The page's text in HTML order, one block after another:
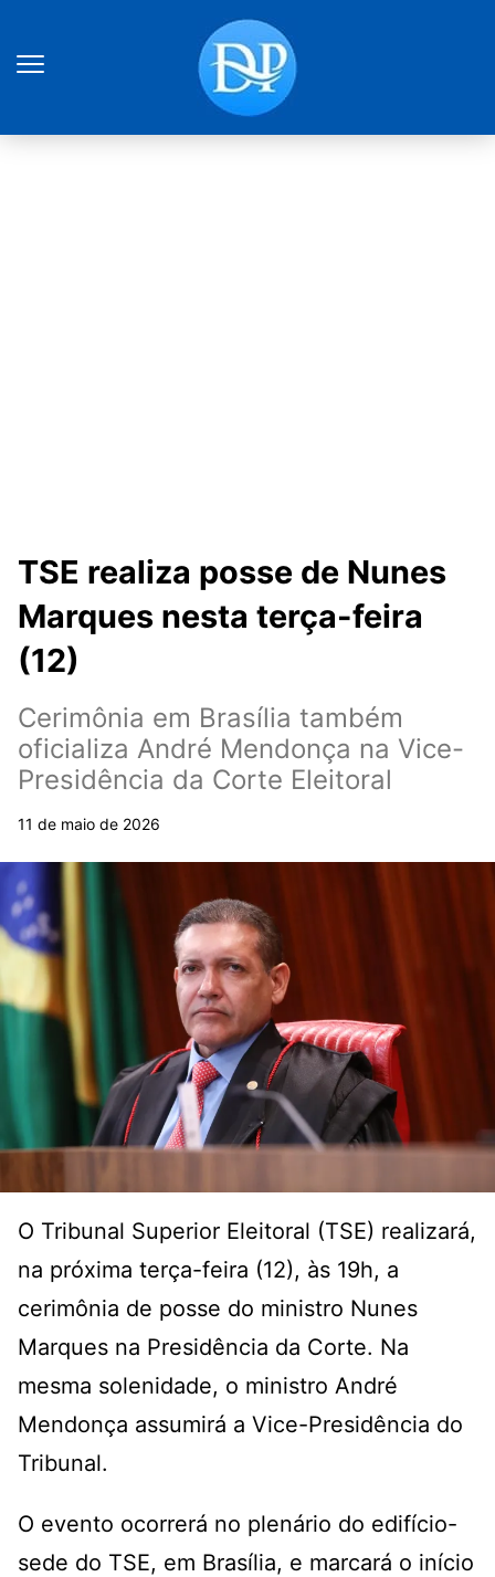
TSE realiza posse de Nunes
Marques nesta terça-feira
(12)
Cerimônia em Brasília também
oficializa André Mendonça na Vice-
Presidência da Corte Eleitoral
11 de maio de 2026
O Tribunal Superior Eleitoral (TSE) realizará,
na próxima terça-feira (12), às 19h, a
cerimônia de posse do ministro Nunes
Marques na Presidência da Corte. Na
mesma solenidade, o ministro André
Mendonça assumirá a Vice-Presidência do
Tribunal.
O evento ocorrerá no plenário do edifício-
sede do TSE, em Brasília, e marcará o início